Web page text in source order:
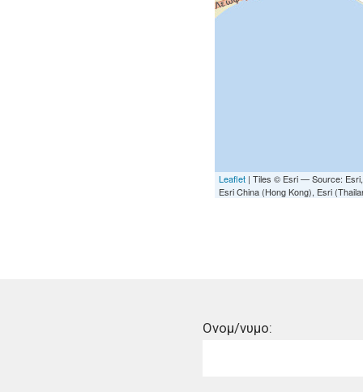
Leaflet | Tiles © Esri — Source:
Esri China (Hong Kong), Esri
Ονομ/νυμο: